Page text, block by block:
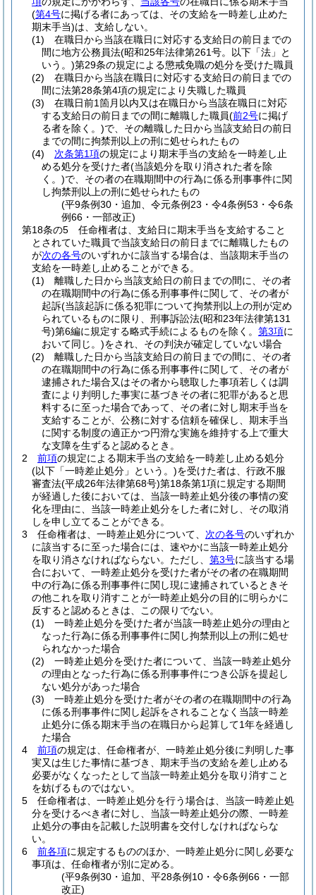
(第4号に掲げる者にあっては、その支給を一時差し止めた
期末手当)は、支給しない。
(1)
在職日から当該在職日に対応する支給日の前日までの
間に地方公務員法(昭和25年法律第261号。以下「法」と
いう。)第29条の規定による懲戒免職の処分を受けた職員
(2)
在職日から当該在職日に対応する支給日の前日までの
間に法第28条第4項の規定により失職した職員
(3)
在職日前1箇月以内又は在職日から当該在職日に対応
する支給日の前日までの間に離職した職員(前2号に掲げ
る者を除く。)で、その離職した日から当該支給日の前日
までの間に拘禁刑以上の刑に処せられたもの
(4)
次条第1項の規定により期末手当の支給を一時差し止
める処分を受けた者(当該処分を取り消された者を除
く。)で、その者の在職期間中の行為に係る刑事事件に関
し拘禁刑以上の刑に処せられたもの
(平9条例30・追加、令元条例23・令4条例53・令6条
例66・一部改正)
第18条の5
任命権者は、支給日に期末手当を支給すること
とされていた職員で当該支給日の前日までに離職したもの
が次の各号のいずれかに該当する場合は、当該期末手当の
支給を一時差し止めることができる。
(1)
離職した日から当該支給日の前日までの間に、その者
の在職期間中の行為に係る刑事事件に関して、その者が
起訴(当該起訴に係る犯罪について拘禁刑以上の刑が定め
られているものに限り、刑事訴訟法(昭和23年法律第131
号)第6編に規定する略式手続によるものを除く。 第3項に
おいて同じ。)をされ、その判決が確定していない場合
(2)
離職した日から当該支給日の前日までの間に、その者
の在職期間中の行為に係る刑事事件に関して、その者が
逮捕された場合又はその者から聴取した事項若しくは調
査により判明した事実に基づきその者に犯罪があると思
料するに至った場合であって、その者に対し期末手当を
支給することが、公務に対する信頼を確保し、期末手当
に関する制度の適正かつ円滑な実施を維持する上で重大
な支障を生ずると認めるとき。
2
前項の規定による期末手当の支給を一時差し止める処分
(以下「一時差止処分」という。)を受けた者は、行政不服
審査法(平成26年法律第68号)第18条第1項に規定する期間
が経過した後においては、当該一時差止処分後の事情の変
化を理由に、当該一時差止処分をした者に対し、その取消
しを申し立てることができる。
3
任命権者は、一時差止処分について、 次の各号のいずれか
に該当するに至った場合には、速やかに当該一時差止処分
を取り消さなければならない。 ただし、 第3号に該当する場
合において、一時差止処分を受けた者がその者の在職期間
中の行為に係る刑事事件に関し現に逮捕されているときそ
の他これを取り消すことが一時差止処分の目的に明らかに
反すると認めるときは、この限りでない。
(1)
一時差止処分を受けた者が当該一時差止処分の理由と
なった行為に係る刑事事件に関し拘禁刑以上の刑に処せ
られなかった場合
(2)
一時差止処分を受けた者について、当該一時差止処分
の理由となった行為に係る刑事事件につき公訴を提起し
ない処分があった場合
(3)
一時差止処分を受けた者がその者の在職期間中の行為
に係る刑事事件に関し起訴をされることなく当該一時差
止処分に係る期末手当の在職日から起算して1年を経過し
た場合
4
前項の規定は、任命権者が、一時差止処分後に判明した事
実又は生じた事情に基づき、期末手当の支給を差し止める
必要がなくなったとして当該一時差止処分を取り消すこと
を妨げるものではない。
5
任命権者は、一時差止処分を行う場合は、当該一時差止処
分を受けるべき者に対し、当該一時差止処分の際、一時差
止処分の事由を記載した説明書を交付しなければならな
い。
6
前各項に規定するもののほか、一時差止処分に関し必要な
事項は、任命権者が別に定める。
(平9条例30・追加、平28条例10・令6条例66・一部
改正)